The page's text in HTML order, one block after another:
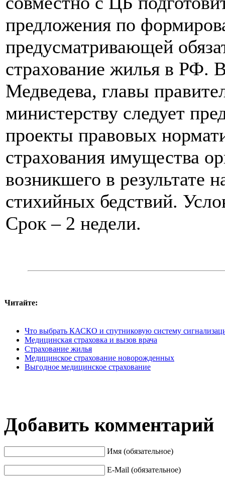
предложения по
предусматривающей
страхование жилья в РФ.
Медведева, главы
министерству следует
проекты правовых
страхования имущества
возникшего в результате
стихийных бедствий.
Срок – 2 недели.
Читайте:
Что выбрать КАСКО и спутниковую систему
Медицинская страховка и вызов врача
Страхование жилья
Медицинское страхование новорожденных
Выгодное медицинское страхование
Добавить комментарий
Имя (обязательное)
E-Mail (обязательное)